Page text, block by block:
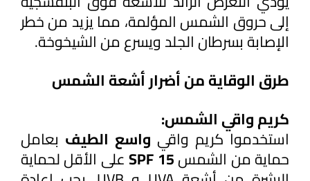
الإصابة بسرطان الجلد ويسرع من الشيخوخة.
طرق الوقاية من أضرار أشعة الشمس
كريم واقي الشمس:
استخدموا كريم واقي واسع الطيف
حماية من الشمس SPF 15